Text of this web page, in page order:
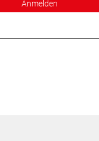
Anmelden